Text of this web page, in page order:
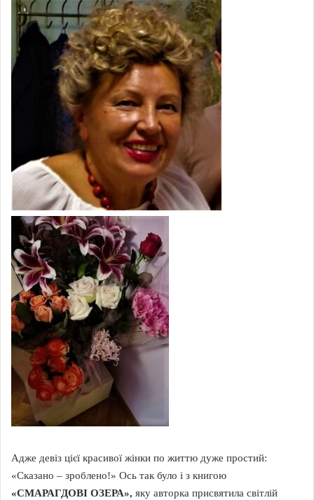
Адже девіз цієї красивої жінки по життю дуже простий:
«Сказано – зроблено!» Ось так було і з книгою
«СМАРАГДОВІ ОЗЕРА», яку авторка присвятила світлій